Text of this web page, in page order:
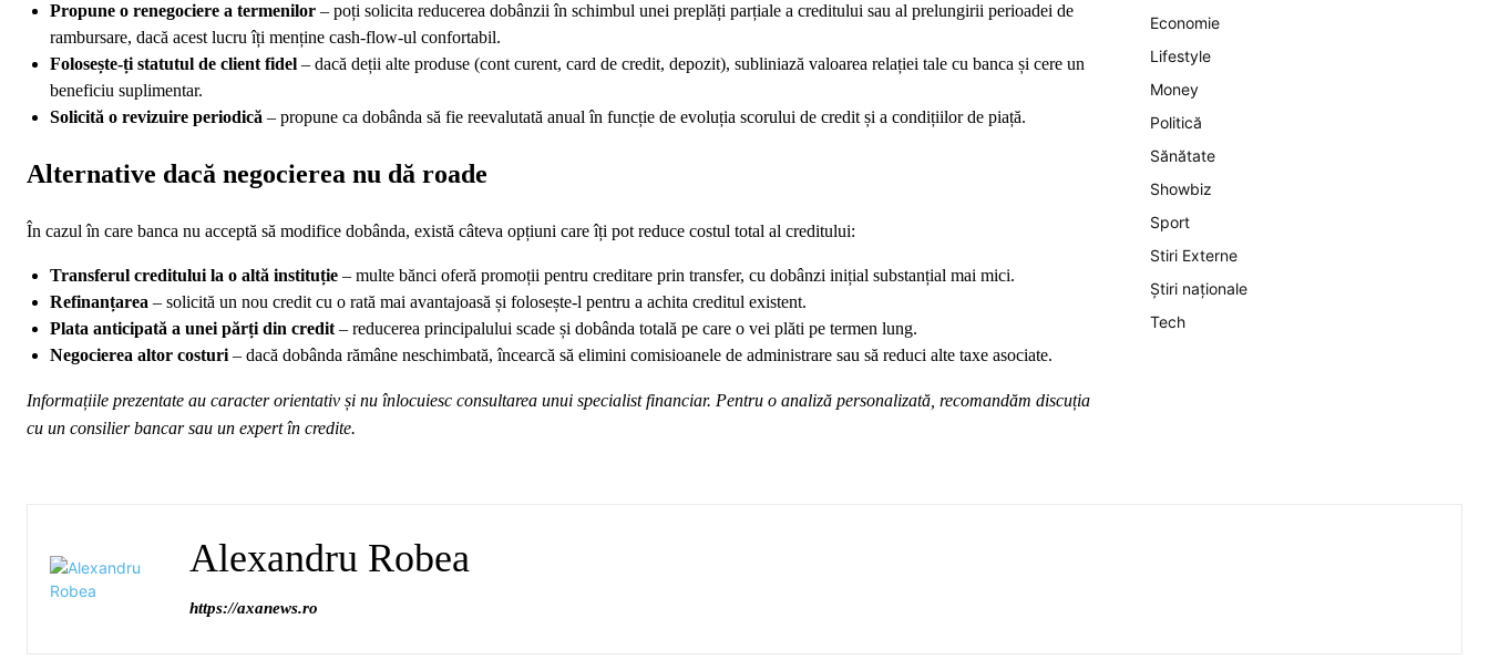
Propune o renegociere a termenilor – poți solicita reducerea dobânzii în schimbul unei preplăți parțiale a creditului sau al prelungirii perioadei de
rambursare, dacă acest lucru îți menține cash‑flow‑ul confortabil.
Folosește-ți statutul de client fidel – dacă deții alte produse (cont curent, card de credit, depozit), subliniază valoarea relației tale cu banca și cere un
beneficiu suplimentar.
Solicită o revizuire periodică – propune ca dobânda să fie reevalutată anual în funcție de evoluția scorului de credit și a condițiilor de piață.
Alternative dacă negocierea nu dă roade
În cazul în care banca nu acceptă să modifice dobânda, există câteva opțiuni care îți pot reduce costul total al creditului:
Transferul creditului la o altă instituție – multe bănci oferă promoții pentru creditare prin transfer, cu dobânzi inițial substanțial mai mici.
Refinanțarea – solicită un nou credit cu o rată mai avantajoasă și folosește-l pentru a achita creditul existent.
Plata anticipată a unei părți din credit – reducerea principalului scade și dobânda totală pe care o vei plăti pe termen lung.
Negocierea altor costuri – dacă dobânda rămâne neschimbată, încearcă să elimini comisioanele de administrare sau să reduci alte taxe asociate.
Informațiile prezentate au caracter orientativ și nu înlocuiesc consultarea unui specialist financiar. Pentru o analiză personalizată, recomandăm discuția
cu un consilier bancar sau un expert în credite.
Economie
Lifestyle
Money
Politică
Sănătate
Showbiz
Sport
Stiri Externe
Știri naționale
Tech
Alexandru Robea
https://axanews.ro